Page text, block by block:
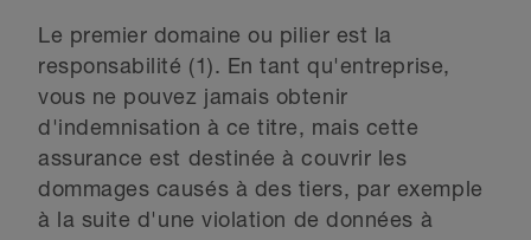
Le premier domaine ou pilier est la
responsabilité (1). En tant qu'entreprise,
vous ne pouvez jamais obtenir
d'indemnisation à ce titre, mais cette
assurance est destinée à couvrir les
dommages causés à des tiers, par exemple
à la suite d'une violation de données à